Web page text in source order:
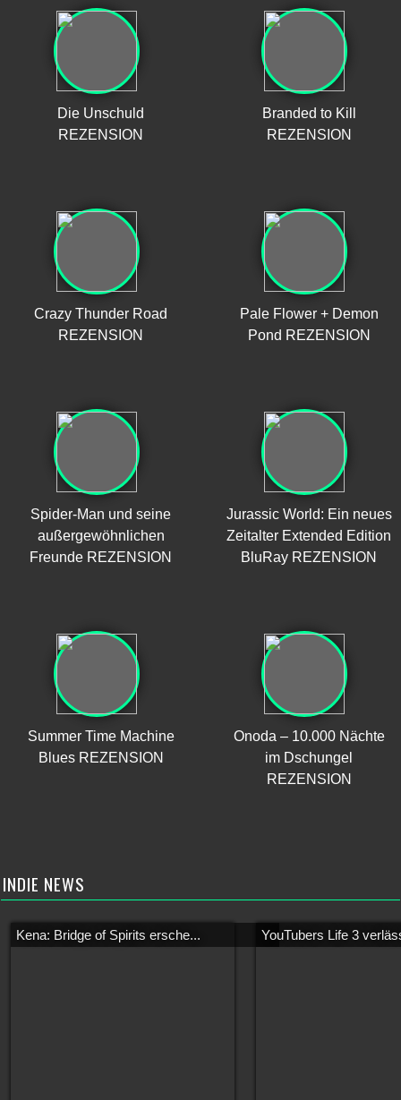
Die Unschuld
REZENSION
Branded to Kill
REZENSION
Crazy Thunder Road
REZENSION
Pale Flower + Demon
Pond REZENSION
Spider-Man und seine
außergewöhnlichen
Freunde REZENSION
Jurassic World: Ein neues
Zeitalter Extended Edition
BluRay REZENSION
Summer Time Machine
Blues REZENSION
Onoda – 10.000 Nächte
im Dschungel
REZENSION
INDIE NEWS
Kena: Bridge of Spirits ersche... YouTubers Life 3